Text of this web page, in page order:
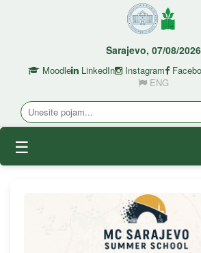
Sarajevo, 07/08/2026
Moodle LinkedIn Instagram
ENG
☰